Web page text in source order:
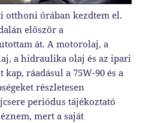
otthoni órában kezdtem el.
először a
át. A motorolaj, a
a hidraulika olaj és az ipari
ráadásul a 75W-90 és a
részletesen
periódus tájékoztató
mert a saját